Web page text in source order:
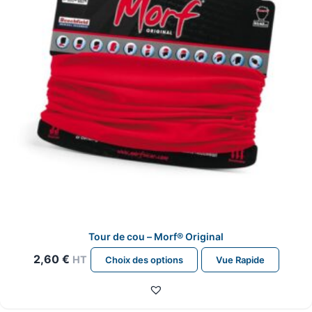
choisies
page
du
produit
Tour de cou – Morf® Original
2,60 € HT Choix des options
Ce
produit
Vue Rapide